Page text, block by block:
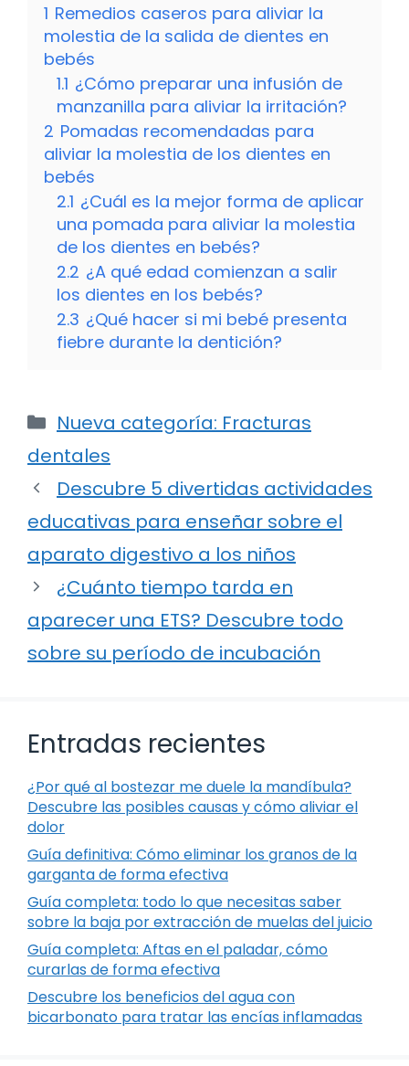
1 Remedios caseros para aliviar la
molestia de la salida de dientes en
bebés
1.1 ¿Cómo preparar una infusión de
manzanilla para aliviar la irritación?
2 Pomadas recomendadas para
aliviar la molestia de los dientes en
bebés
2.1 ¿Cuál es la mejor forma de aplicar
una pomada para aliviar la molestia
de los dientes en bebés?
2.2 ¿A qué edad comienzan a salir
los dientes en los bebés?
2.3 ¿Qué hacer si mi bebé presenta
fiebre durante la dentición?
Categorías
Nueva categoría: Fracturas
dentales
Descubre 5 divertidas actividades
educativas para enseñar sobre el
aparato digestivo a los niños
¿Cuánto tiempo tarda en
aparecer una ETS? Descubre todo
sobre su período de incubación
Entradas recientes
¿Por qué al bostezar me duele la mandíbula?
Descubre las posibles causas y cómo aliviar el
dolor
Guía definitiva: Cómo eliminar los granos de la
garganta de forma efectiva
Guía completa: todo lo que necesitas saber
sobre la baja por extracción de muelas del juicio
Guía completa: Aftas en el paladar, cómo
curarlas de forma efectiva
Descubre los beneficios del agua con
bicarbonato para tratar las encías inflamadas